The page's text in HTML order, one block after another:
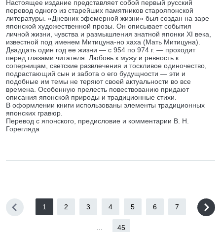
Настоящее издание представляет собой первый русский
перевод одного из старейших памятников старояпонской
литературы. «Дневник эфемерной жизни» был создан на заре
японской художественной прозы. Он описывает события
личной жизни, чувства и размышления знатной японки XI века,
известной под именем Митицуна-но хаха (Мать Митицуна).
Двадцать один год ее жизни — с 954 по 974 г. — проходит
перед глазами читателя. Любовь к мужу и ревность к
соперницам, светские развлечения и тоскливое одиночество,
подрастающий сын и забота о его будущности — эти и
подобные им темы не теряют своей актуальности во все
времена. Особенную прелесть повествованию придают
описания японской природы и традиционные стихи.
В оформлении книги использованы элементы традиционных
японских гравюр.
Перевод с японского, предисловие и комментарии В. Н.
Горегляда
1 2 3 4 5 6 7
45